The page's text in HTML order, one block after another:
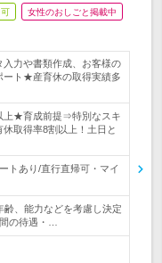
女性のおしごと掲載中
入力や書類作成、お客様の
ート★産育休の取得実績多
上★育成前提⇒特別なスキ
取得率8割以上！土日と
トあり/直行直帰可・マイ
、能力などを考慮し決定
の待遇・…